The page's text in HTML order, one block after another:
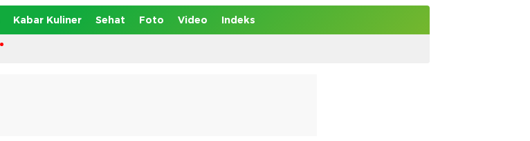
Kabar Kuliner Sehat Foto Video Indeks